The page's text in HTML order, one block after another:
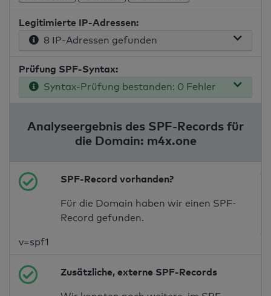
Legitimierte IP-Adressen:
8 IP-Adressen gefunden
Prüfung SPF-Syntax:
Syntax-Prüfung bestanden: 0 Fehler
Analyseergebnis des SPF-Records für
die Domain: m4x.one
SPF-Record vorhanden?
Für die Domain haben wir einen SPF-
Record gefunden.
v=spf1
Zusätzliche, externe SPF-Records